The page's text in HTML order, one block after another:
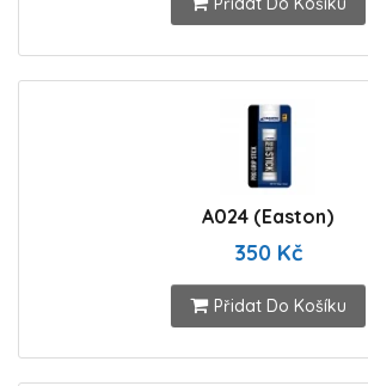
A024 (Easton)
350 Kč
Přidat Do Košíku